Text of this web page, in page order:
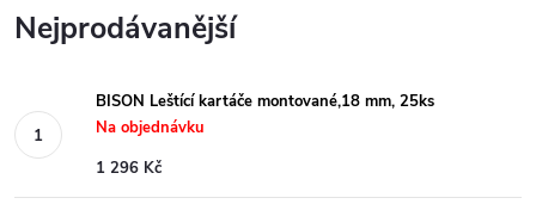
Nejprodávanější
BISON Leštící kartáče montované,18 mm, 25ks
Na objednávku
1 296 Kč